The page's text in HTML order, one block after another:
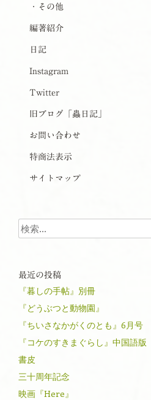
・その他
編著紹介
日記
Instagram
Twitter
旧ブログ「蟲日記」
お問い合わせ
特商法表示
サイトマップ
検索
最近の投稿
『暮しの手帖』別冊
『どうぶつと動物園』
『ちいさなかがくのとも』6月号
『コケのすきまぐらし』中国語版
書皮
三十周年記念
映画『Here』